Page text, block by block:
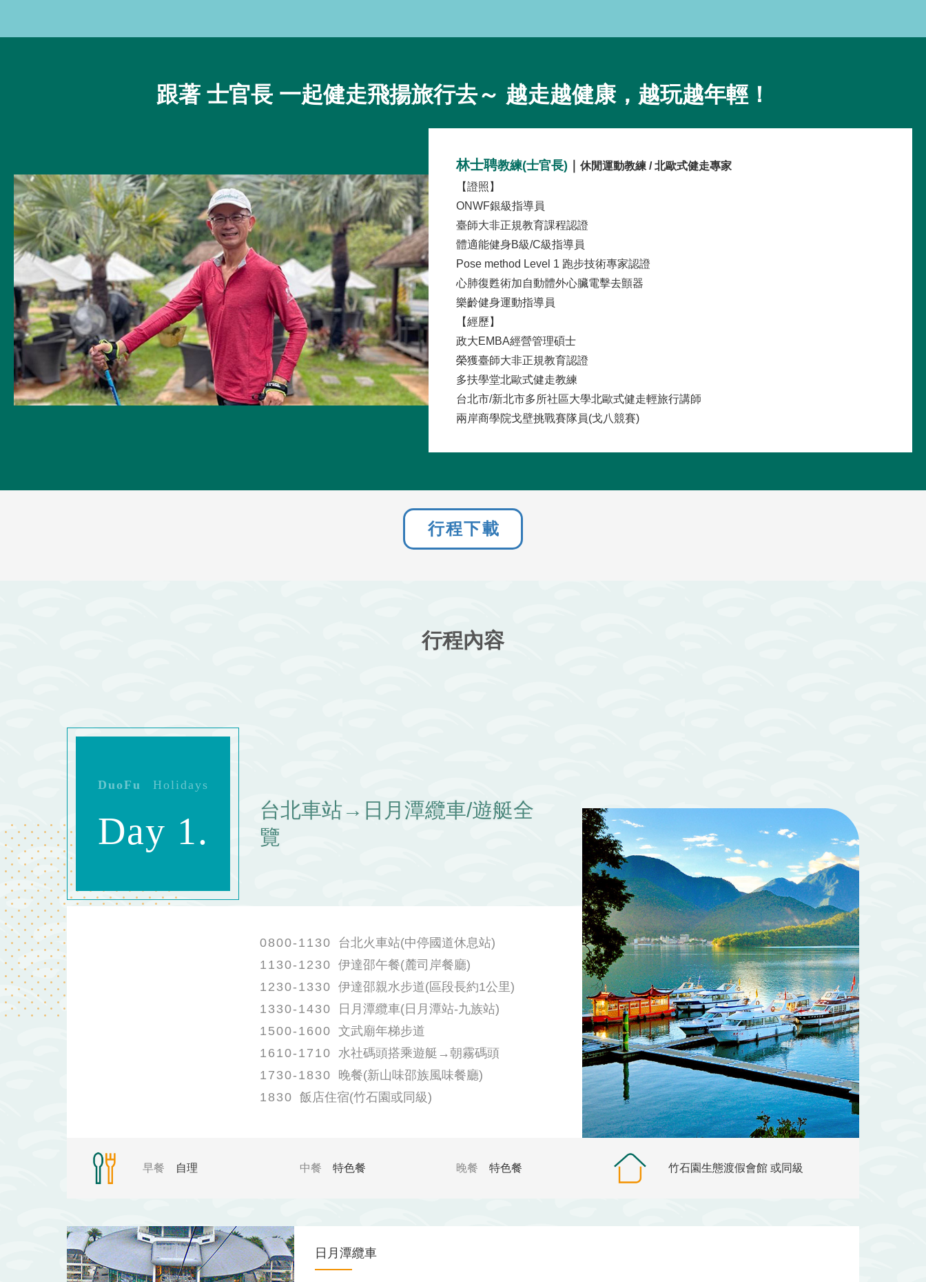
跟著 士官長 一起健走飛揚旅行去～ 越走越健康，越玩越年輕！
林士聘教練(士官長)
休閒運動教練 / 北歐式健走專家
【證照】
ONWF銀級指導員
臺師大非正規教育課程認證
體適能健身B級/C級指導員
Pose method Level 1 跑步技術專家認證
心肺復甦術加自動體外心臟電擊去顫器
樂齡健身運動指導員
【經歷】
政大EMBA經營管理碩士
榮獲臺師大非正規教育認證
多扶學堂北歐式健走教練
台北市/新北市多所社區大學北歐式健走輕旅行講師
兩岸商學院戈壁挑戰賽隊員(戈八競賽)
行程下載
行程內容
Day 1.
台北車站→日月潭纜車/遊艇全
覽
0800-1130
台北火車站(中停國道休息站)
1130-1230 伊達邵午餐(麓司岸餐廳)
1230-1330 伊達邵親水步道(區段長約1公里)
1330-1430
日月潭纜車(日月潭站-九族站)
1500-1600 文武廟年梯步道
1610-1710
水社碼頭搭乘遊艇→朝霧碼頭
1730-1830
晚餐(新山味邵族風味餐廳)
1830 飯店住宿(竹石園或同級)
早餐 自理 中餐 特色餐 晚餐 特色餐 竹石園生態渡假會館 或同級
日月潭纜車